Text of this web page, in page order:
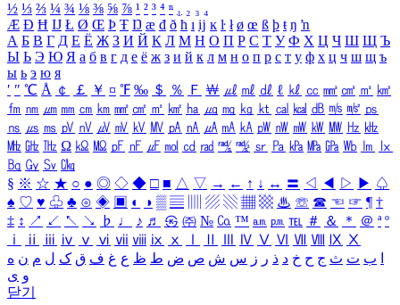
½ ⅓ ⅔ ¼ ¾ ⅛ ⅜ ⅝ ⅞ ¹ ² ³ ⁴ ⁿ ₁ ₂ ₃ ₄
Æ Ð Ħ Ĳ Ł Ø Œ Þ Ŧ Ŋ æ đ ð ħ ı ĳ ĸ ŀ ł ø œ ß þ ŧ ŋ ŉ
А Б В Г Д Е Ё Ж З И Й К Л М Н О П Р С Т У Ф Х Ц Ч Ш Щ Ъ
Ы Ь Э Ю Я а б в г д е ё ж з и й к л м н о п р с т у ф х ц ч ш щ ъ
ы ь э ю я
′ ″ ℃ Å ￠ ￡ ￥ ¤ ℉ ‰ ＄ ％ Ｆ ￦ ㎕ ㎖ ㎗ ℓ ㎘ ㏄ ㎣ ㎤ ㎥ ㎦
㎙ ㎚ ㎛ ㎜ ㎝ ㎞ ㎟ ㎠ ㎡ ㎢ ㏊ ㎍ ㎎ ㎏ ㏏ ㎈ ㎉ ㏈ ㎧ ㎨ ㎰
㎱ ㎲ ㎳ ㎴ ㎵ ㎶ ㎷ ㎸ ㎹ ㎀ ㎁ ㎂ ㎃ ㎄ ㎺ ㎻ ㎽ ㎾ ㎿ ㎐ ㎑
㎒ ㎓ ㎔ Ω ㏀ ㏁ ㎊ ㎋ ㎌ ㏖ ㏅ ㎭ ㎮ ㎯ ㏛ ㎩ ㎪ ㎫ ㎬ ㏝ ㏐
㏓
㏃ ㏉ ㏜ ㏆
§ ※ ☆ ★ ○ ● ◎ ◇ ◆ □ ■ △ ▽ → ← ↑ ↓ ↔ 〓 ◁ ◀ ▷ ▶ ♤
♠ ♡ ♥ ♧ ♣ ⊙ ◈ ▣ ◐ ◑ ▒ ▤ ▨ ▧ ▦ ▩ ♨ ☏ ☎ ☜ ☞ ¶ †
‡ ↕ ↗ ↙ ↖ ↘ ♭ ♩ ♪ ♬ ㉿ ㈜ № ㏇ ™ ㏂ ㏘ ℡ ＃ ＆ ＊ ＠ ª º
ⅰ
ⅱ ⅲ ⅳ ⅴ ⅵ ⅶ ⅷ ⅸ ⅹ Ⅳ Ⅴ Ⅵ Ⅶ Ⅷ Ⅸ Ⅹ
ب ت ث ج ح خ د ذ ر ز س ش ص ض ط ظ ع غ ف ق ک ل م ن ه
و ی
닫기